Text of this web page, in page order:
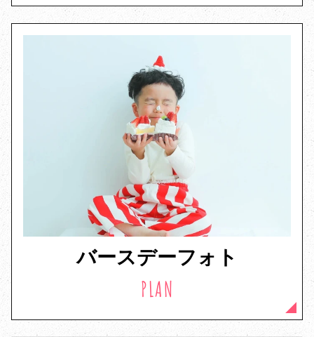
バースデーフォト
PLAN